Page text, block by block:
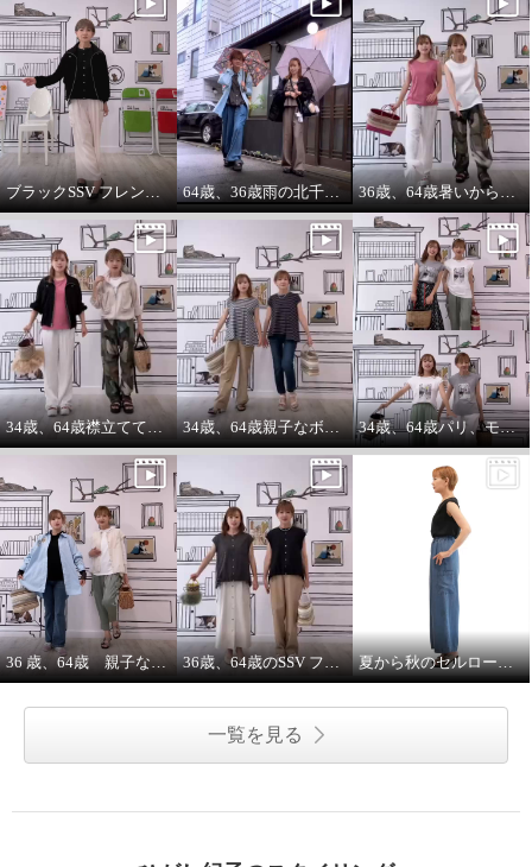
ブラックSSV フレンチシャツにブラックブルゾン so cool! 64歳、36歳雨の北千住迷路散歩 36歳、64歳暑いから ノースリーブ必須‼️暑いから腕は出す‼️
34歳、64歳襟立ててブルゾンを着る えっ？襟立てない？ 34歳、64歳親子なボーダーコーデstyle^_^ 34歳、64歳パリ、モンマルトルの階段プリントカットソーを着る。
36 歳、64歳 親子な年齢差コーデ 36歳、64歳のSSV フレンチスリーブシャツはジレにもなります。 夏から秋のセルロースインディゴデニムパンツヘビロテ決定！
一覧を見る